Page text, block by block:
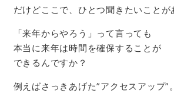
だけどここで、ひとつ聞きたいことが
「来年からやろう」って言っても
本当に来年は時間を確保することが
できるんですか？
例えばさっきあげた”アクセスアップ”。